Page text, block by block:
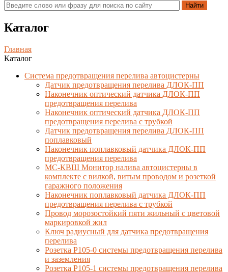
Каталог
Главная
Каталог
Система предотвращения перелива автоцистерны
Датчик предотвращения перелива ДЛОК-ПП
Наконечник оптический датчика ДЛОК-ПП
предотвращения перелива
Наконечник оптический датчика ДЛОК-ПП
предотвращения перелива с трубкой
Датчик предотвращения перелива ДЛОК-ПП
поплавковый
Наконечник поплавковый датчика ДЛОК-ПП
предотвращения перелива
МС-КВШ Монитор налива автоцистерны в
комплекте с вилкой, витым проводом и розеткой
гаражного положения
Наконечник поплавковый датчика ДЛОК-ПП
предотвращения перелива с трубкой
Провод морозостойкий пяти жильный с цветовой
маркировкой жил
Ключ радиусный для датчика предотвращения
перелива
Розетка Р105-0 системы предотвращения перелива
и заземления
Розетка Р105-1 системы предотвращения перелива